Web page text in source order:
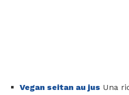
Vegan seitan au jus Una